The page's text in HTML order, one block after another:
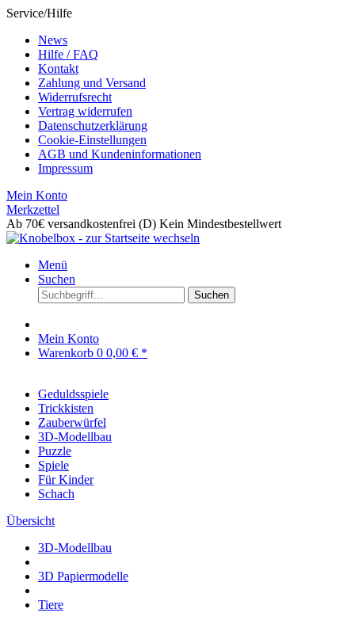
Service/Hilfe
News
Hilfe / FAQ
Kontakt
Zahlung und Versand
Widerrufsrecht
Vertrag widerrufen
Datenschutzerklärung
Cookie-Einstellungen
AGB und Kundeninformationen
Impressum
Mein Konto
Merkzettel
Ab 70€ versandkostenfrei (D) Kein Mindestbestellwert
Menü
Suchen
Suchen
Mein Konto
Warenkorb 0 0,00 € *
Geduldsspiele
Trickkisten
Zauberwürfel
3D-Modellbau
Puzzle
Spiele
Für Kinder
Schach
Übersicht
3D-Modellbau
3D Papiermodelle
Tiere